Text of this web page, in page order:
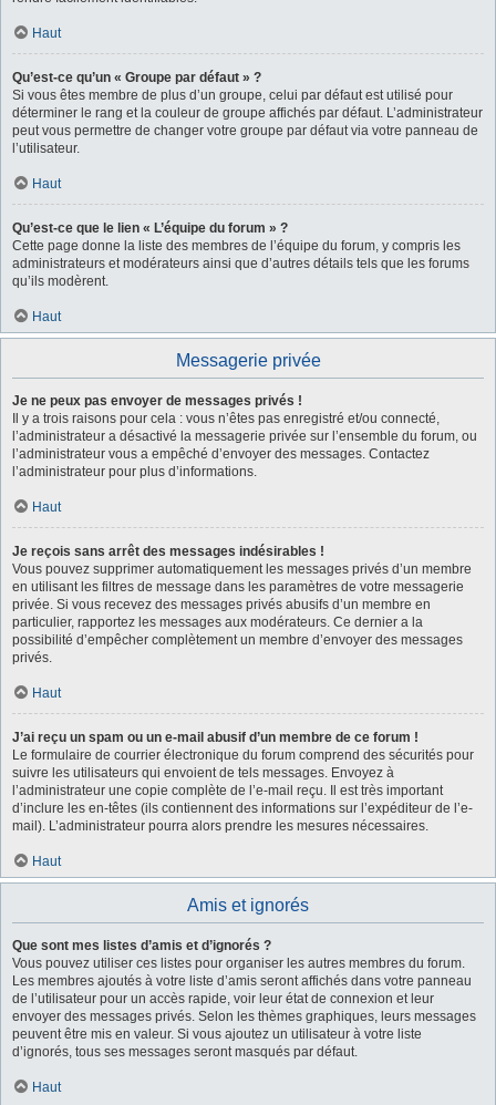
Haut
Qu’est-ce qu’un « Groupe par défaut » ?
Si vous êtes membre de plus d’un groupe, celui par défaut est utilisé pour
déterminer le rang et la couleur de groupe affichés par défaut. L’administrateur
peut vous permettre de changer votre groupe par défaut via votre panneau de
l’utilisateur.
Haut
Qu’est-ce que le lien « L’équipe du forum » ?
Cette page donne la liste des membres de l’équipe du forum, y compris les
administrateurs et modérateurs ainsi que d’autres détails tels que les forums
qu’ils modèrent.
Haut
Messagerie privée
Je ne peux pas envoyer de messages privés !
Il y a trois raisons pour cela : vous n’êtes pas enregistré et/ou connecté,
l’administrateur a désactivé la messagerie privée sur l’ensemble du forum, ou
l’administrateur vous a empêché d’envoyer des messages. Contactez
l’administrateur pour plus d’informations.
Haut
Je reçois sans arrêt des messages indésirables !
Vous pouvez supprimer automatiquement les messages privés d’un membre
en utilisant les filtres de message dans les paramètres de votre messagerie
privée. Si vous recevez des messages privés abusifs d’un membre en
particulier, rapportez les messages aux modérateurs. Ce dernier a la
possibilité d’empêcher complètement un membre d’envoyer des messages
privés.
Haut
J’ai reçu un spam ou un e-mail abusif d’un membre de ce forum !
Le formulaire de courrier électronique du forum comprend des sécurités pour
suivre les utilisateurs qui envoient de tels messages. Envoyez à
l’administrateur une copie complète de l’e-mail reçu. Il est très important
d’inclure les en-têtes (ils contiennent des informations sur l’expéditeur de l’e-
mail). L’administrateur pourra alors prendre les mesures nécessaires.
Haut
Amis et ignorés
Que sont mes listes d’amis et d’ignorés ?
Vous pouvez utiliser ces listes pour organiser les autres membres du forum.
Les membres ajoutés à votre liste d’amis seront affichés dans votre panneau
de l’utilisateur pour un accès rapide, voir leur état de connexion et leur
envoyer des messages privés. Selon les thèmes graphiques, leurs messages
peuvent être mis en valeur. Si vous ajoutez un utilisateur à votre liste
d’ignorés, tous ses messages seront masqués par défaut.
Haut